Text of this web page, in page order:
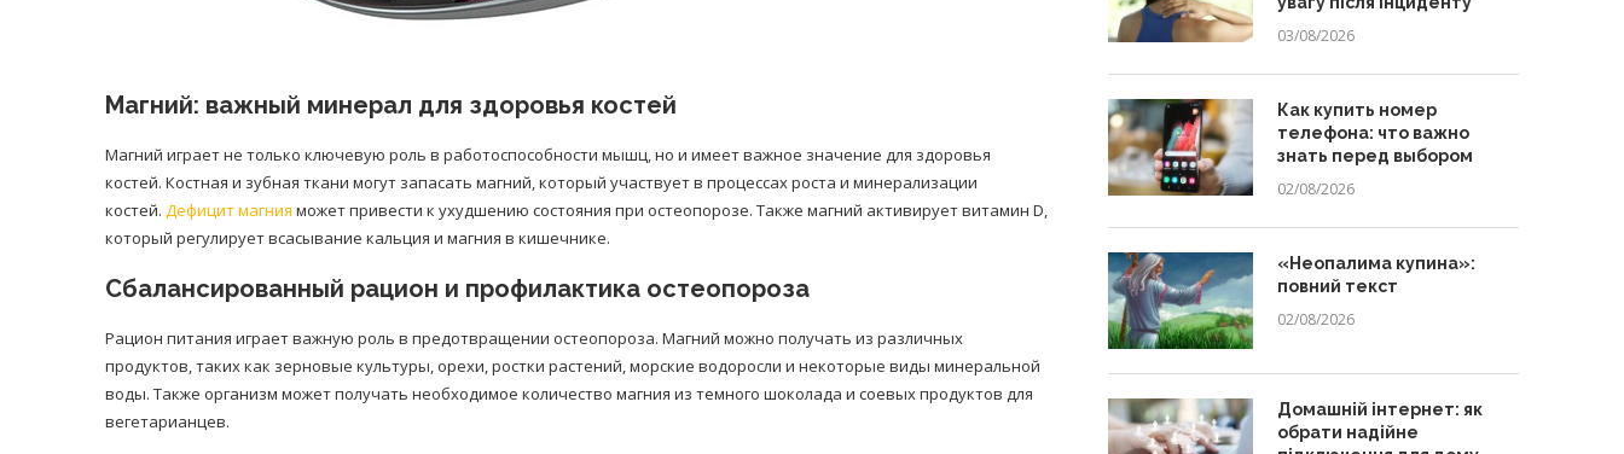
Магний: важный минерал для здоровья костей
Магний играет не только ключевую роль в работоспособности мышц, но и имеет важное значение для здоровья
костей. Костная и зубная ткани могут запасать магний, который участвует в процессах роста и минерализации
костей. Дефицит магния может привести к ухудшению состояния при остеопорозе. Также магний активирует витамин D,
который регулирует всасывание кальция и магния в кишечнике.
Сбалансированный рацион и профилактика остеопороза
Рацион питания играет важную роль в предотвращении остеопороза. Магний можно получать из различных
продуктов, таких как зерновые культуры, орехи, ростки растений, морские водоросли и некоторые виды минеральной
воды. Также организм может получать необходимое количество магния из темного шоколада и соевых продуктов для
вегетарианцев.
03/08/2026
Как купить номер
телефона: что важно
знать перед выбором
02/08/2026
«Неопалима купина»:
повний текст
02/08/2026
Домашній інтернет: як
обрати надійне